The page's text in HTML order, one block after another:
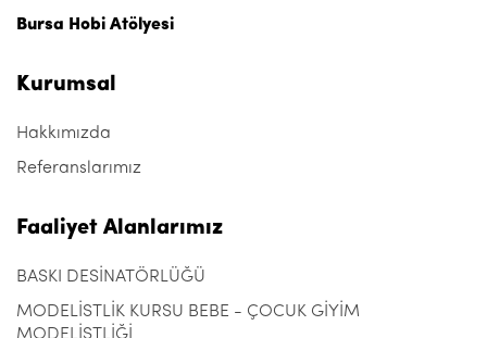
Bursa Hobi Atölyesi
Kurumsal
Hakkımızda
Referanslarımız
Faaliyet Alanlarımız
BASKI DESİNATÖRLÜĞÜ
MODELİSTLİK KURSU BEBE - ÇOCUK GİYİM
MODELİSTLİĞİ